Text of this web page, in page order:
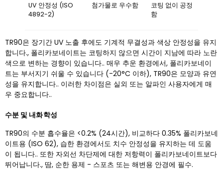
UV 안정성 (ISO
4892-2)
첨가물로 우수함
코팅 없이 공정
함
TR90은 장기간 UV 노출 후에도 기계적 무결성과 색상 안정성을 유지
합니다., 폴리카보네이트는 코팅하지 않으면 시간이 지남에 따라 노란
색으로 변하는 경향이 있습니다.. 매우 추운 환경에서, 폴리카보네이
트는 부서지기 쉬울 수 있습니다 (-20°C 이하), TR90은 모양과 유연
성을 유지합니다.. 이러한 차이점은 실외 또는 알파인 사용자에게 매
우 중요합니다..
수분 및 내화학성
TR90의 수분 흡수율은 <0.2% (24시간), 비교하다 0.35% 폴리카보네
이트용 (ISO 62), 습한 환경에서도 치수 안정성을 유지하는 데 도움
이 됩니다.. 또한 자외선 차단제에 대한 저항력이 폴리카보네이트보다
뛰어납니다., 땀, 순한 용제 - 스포츠 또는 해변용 안경에 필수.